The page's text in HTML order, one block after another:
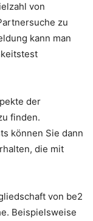
von
zu
kann man
der
finden.
können Sie dann
die mit
von be2
Beispielsweise